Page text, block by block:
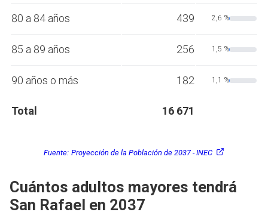
80 a 84 años 439 2,6 %
85 a 89 años 256 1,5 %
90 años o más 182 1,1 %
Total 16 671
Fuente: Proyección de la Población de 2037 - INEC
Cuántos adultos mayores tendrá
San Rafael en 2037